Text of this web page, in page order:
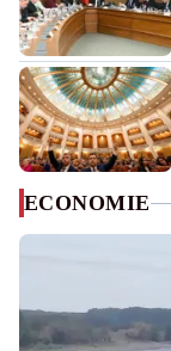
ECONOMIE